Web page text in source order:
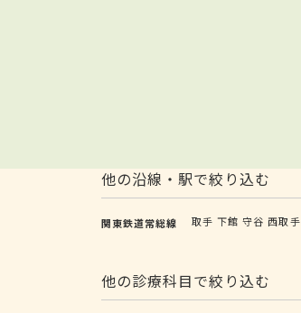
他の沿線・駅で絞り込む
関東鉄道常総線 取手 下館 守谷 西取手
他の診療科目で絞り込む